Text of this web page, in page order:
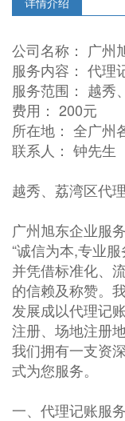
公司名称： 广州
服务内容： 代理
服务范围： 越秀
费用： 200元
所在地： 全广州
联系人： 钟先生
越秀、荔湾区代
广州旭东企业服
“诚信为本,专业
并凭借标准化、
的信赖及称赞。
发展成以代理记
注册、场地注册
我们拥有一支资
式为您服务。
一、代理记账服务